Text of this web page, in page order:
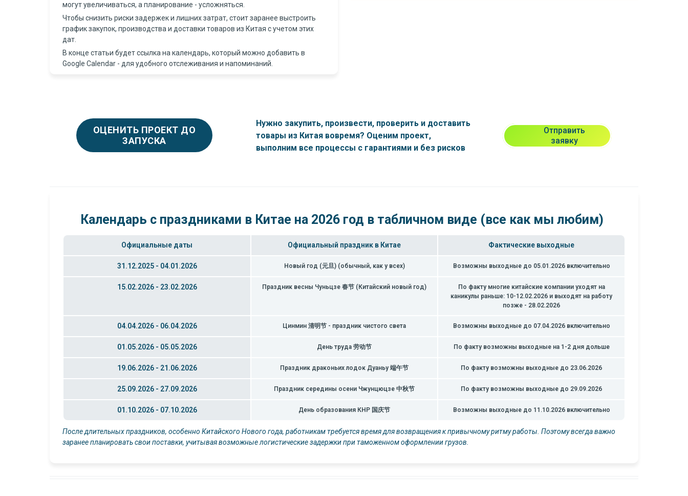
могут увеличиваться, а планирование - усложняться.
Чтобы снизить риски задержек и лишних затрат, стоит заранее выстроить
график закупок, производства и доставки товаров из Китая с учетом этих
дат.
В конце статьи будет ссылка на календарь, который можно добавить в
Google Calendar - для удобного отслеживания и напоминаний.
ОЦЕНИТЬ ПРОЕКТ ДО
ЗАПУСКА
Нужно закупить, произвести, проверить и доставить
товары из Китая вовремя? Оценим проект,
выполним все процессы с гарантиями и без рисков
Отправить
заявку
Календарь с праздниками в Китае на 2026 год в табличном виде (все как мы любим)
Официальные даты Официальный праздник в Китае Фактические выходные
31.12.2025 - 04.01.2026 Новый год (元旦) (обычный, как у всех) Возможны выходные до 05.01.2026 включительно
15.02.2026 - 23.02.2026 Праздник весны Чуньцзе 春节 (Китайский новый год)
По факту многие китайские компании уходят на
каникулы раньше: 10-12.02.2026 и выходят на работу
позже - 28.02.2026
04.04.2026 - 06.04.2026 Цинмин 清明节 - праздник чистого света Возможны выходные до 07.04.2026 включительно
01.05.2026 - 05.05.2026 День труда 劳动节 По факту возможны выходные на 1-2 дня дольше
19.06.2026 - 21.06.2026 Праздник драконьих лодок Дуаньу 端午节 По факту возможны выходные до 23.06.2026
25.09.2026 - 27.09.2026 Праздник середины осени Чжунцюцзе 中秋节 По факту возможны выходные до 29.09.2026
01.10.2026 - 07.10.2026 День образования КНР 国庆节 Возможны выходные до 11.10.2026 включительно
После длительных праздников, особенно Китайского Нового года, работникам требуется время для возвращения к привычному ритму работы. Поэтому всегда важно
заранее планировать свои поставки, учитывая возможные логистические задержки при таможенном оформлении грузов.